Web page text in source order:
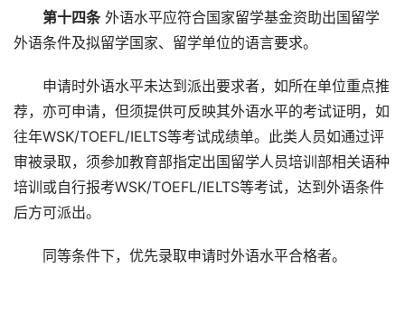
第十四条外语水平应符合国家留学基金资助出国留学
外语条件及拟留学国家、留学单位的语言要求。
申请时外语水平未达到派出要求者，如所在单位重点推
荐，亦可申请，但须提供可反映其外语水平的考试证明，如
往年WSK/TOEFL/IELTS等考试成绩单。此类人员如通过评
审被录取，须参加教育部指定出国留学人员培训部相关语种
培训或自行报考WSK/TOEFL/IELTS等考试，达到外语条件
后方可派出。
同等条件下，优先录取申请时外语水平合格者。